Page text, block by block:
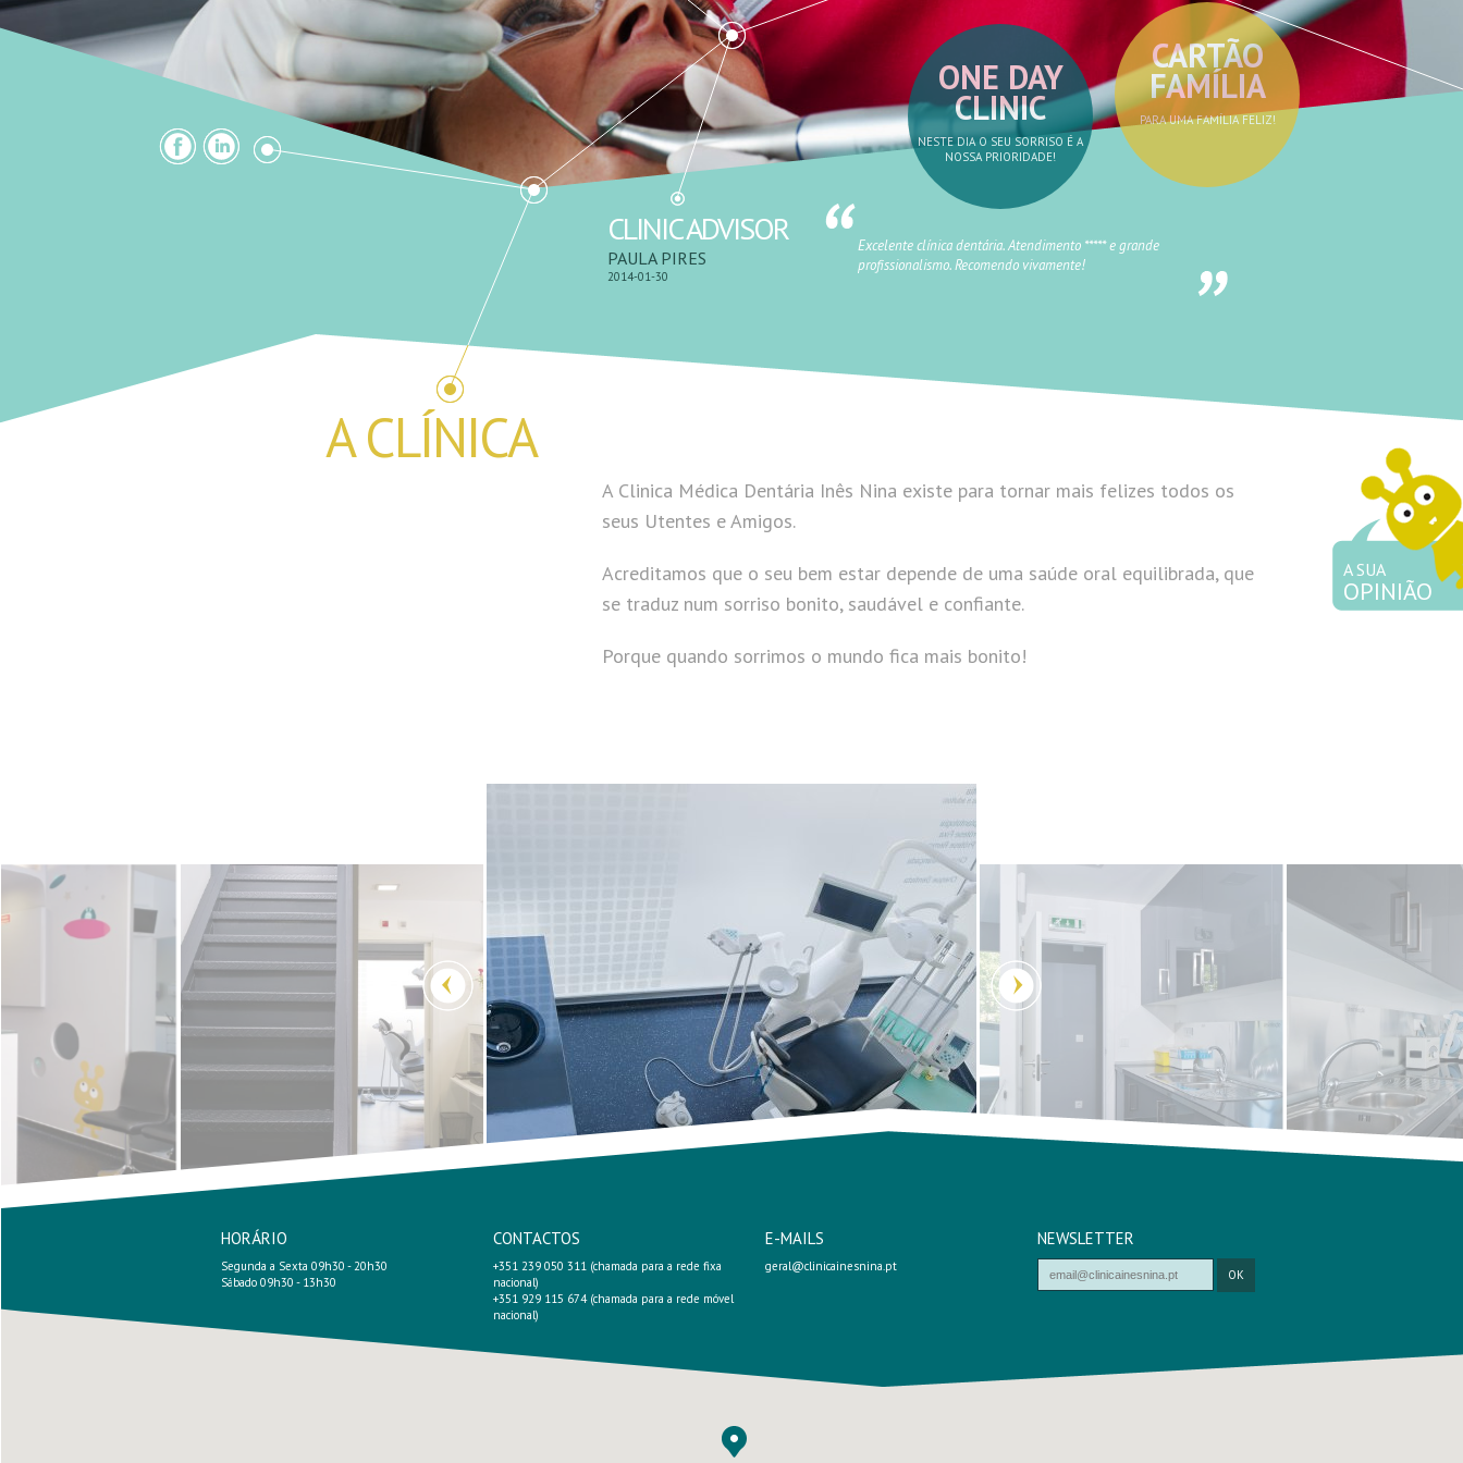
CARTÃO
FAMÍLIA
PARA UMA FAMÍLIA FELIZ!
ONE DAY
CLINIC
NESTE DIA O SEU SORRISO É A
NOSSA PRIORIDADE!
A SUA
OPINIÃO
CLINIC ADVISOR
PAULA PIRES
2014-01-30
Excelente clínica dentária. Atendimento ***** e grande
profissionalismo. Recomendo vivamente!
A CLÍNICA
A Clinica Médica Dentária Inês Nina existe para tornar mais felizes todos os
seus Utentes e Amigos.
Acreditamos que o seu bem estar depende de uma saúde oral equilibrada, que
se traduz num sorriso bonito, saudável e confiante.
Porque quando sorrimos o mundo fica mais bonito!
HORÁRIO
Segunda a Sexta 09h30 - 20h30
Sábado 09h30 - 13h30
CONTACTOS
+351 239 050 311 (chamada para a rede fixa
nacional)
+351 929 115 674 (chamada para a rede móvel
nacional)
E-MAILS
geral@clinicainesnina.pt
NEWSLETTER
OK